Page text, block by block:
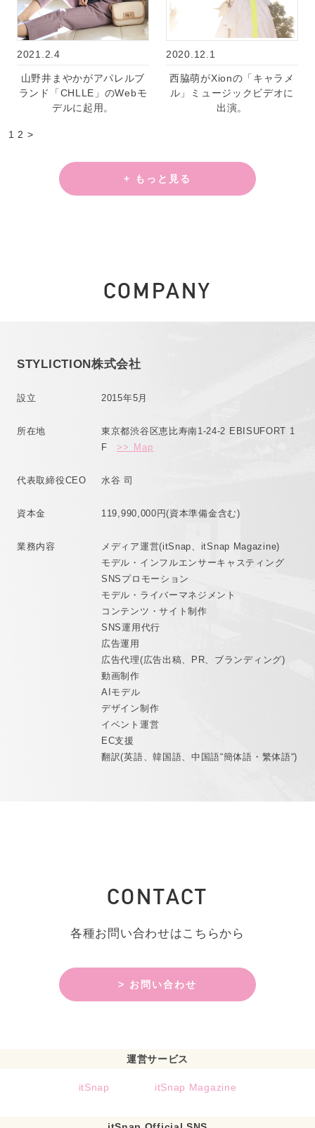
2021.2.4
山野井まやかがアパレルブ
ランド「CHLLE」のWebモ
デルに起用。
2020.12.1
西脇萌がXionの「キャラメ
ル」ミュージックビデオに
出演。
1 2 >
+ もっと見る
COMPANY
STYLICTION株式会社
設立 2015年5月
所在地
東京都渋谷区恵比寿南1-24-2 EBISUFORT 1
F
>> Map
代表取締役CEO 水谷 司
資本金 119,990,000円(資本準備金含む)
業務内容
メディア運営(itSnap、itSnap Magazine)
モデル・インフルエンサーキャスティング
SNSプロモーション
モデル・ライバーマネジメント
コンテンツ・サイト制作
SNS運用代行
広告運用
広告代理(広告出稿、PR、ブランディング)
動画制作
AIモデル
デザイン制作
イベント運営
EC支援
翻訳(英語、韓国語、中国語“簡体語・繁体語“)
CONTACT
各種お問い合わせはこちらから
> お問い合わせ
運営サービス
itSnap itSnap Magazine